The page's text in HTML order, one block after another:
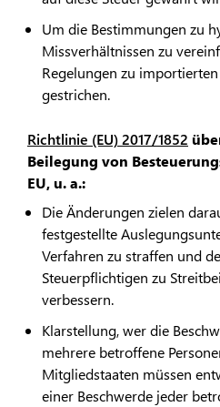
Um die Bestimmungen zu
Missverhältnissen zu
Regelungen zu
gestrichen.
Richtlinie (EU) 2017/1852
Beilegung von
EU, u. a.:
Die Änderungen zielen
festgestellte
Verfahren zu straffen und
Steuerpflichtigen zu
verbessern.
Klarstellung, wer die
mehrere betroffene
Mitgliedstaaten müssen
einer Beschwerde jeder